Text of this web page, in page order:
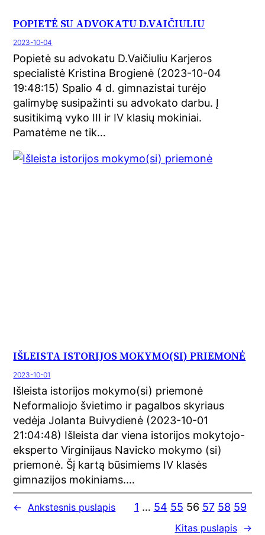
POPIETĖ SU ADVOKATU D.VAIČIULIU
2023-10-04
Popietė su advokatu D.Vaičiuliu Karjeros
specialistė Kristina Brogienė (2023-10-04
19:48:15) Spalio 4 d. gimnazistai turėjo
galimybę susipažinti su advokato darbu. Į
susitikimą vyko III ir IV klasių mokiniai.
Pamatėme ne tik…
IŠLEISTA ISTORIJOS MOKYMO(SI) PRIEMONĖ
2023-10-01
Išleista istorijos mokymo(si) priemonė
Neformaliojo švietimo ir pagalbos skyriaus
vedėja Jolanta Buivydienė (2023-10-01
21:04:48) Išleista dar viena istorijos mokytojo-
eksperto Virginijaus Navicko mokymo (si)
priemonė. Šį kartą būsimiems IV klasės
gimnazijos mokiniams.…
← Ankstesnis puslapis 1 … 54 55 56 57 58 59
Kitas puslapis →